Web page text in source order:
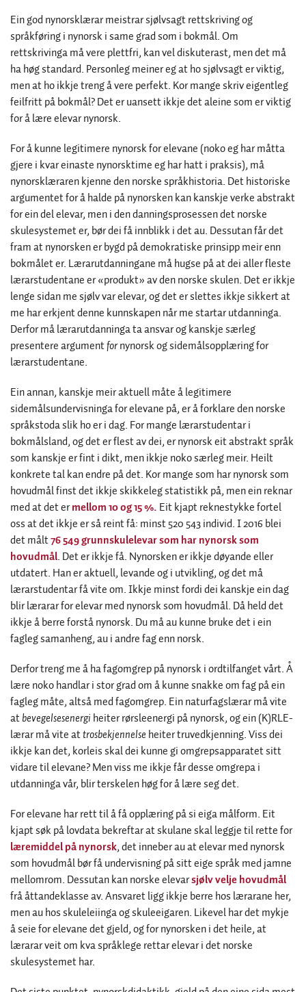
Ein god nynorsklærar meistrar sjølvsagt rettskriving og
språkføring i nynorsk i same grad som i bokmål. Om
rettskrivinga må vere plettfri, kan vel diskuterast, men det må
ha høg standard. Personleg meiner eg at ho sjølvsagt er viktig,
men at ho ikkje treng å vere perfekt. Kor mange skriv eigentleg
feilfritt på bokmål? Det er uansett ikkje det aleine som er viktig
for å lære elevar nynorsk.
For å kunne legitimere nynorsk for elevane (noko eg har måtta
gjere i kvar einaste nynorsktime eg har hatt i praksis), må
nynorsklæraren kjenne den norske språkhistoria. Det historiske
argumentet for å halde på nynorsken kan kanskje verke abstrakt
for ein del elevar, men i den danningsprosessen det norske
skulesystemet er, bør dei få innblikk i det au. Dessutan får det
fram at nynorsken er bygd på demokratiske prinsipp meir enn
bokmålet er. Lærarutdanningane må hugse på at dei aller fleste
lærarstudentane er «produkt» av den norske skulen. Det er ikkje
lenge sidan me sjølv var elevar, og det er slettes ikkje sikkert at
me har erkjent denne kunnskapen når me startar utdanninga.
Derfor må lærarutdanninga ta ansvar og kanskje særleg
presentere argumentfornynorsk og sidemålsopplæring for
lærarstudentane.
Ein annan, kanskje meir aktuell måte å legitimere
sidemålsundervisninga for elevane på, er å forklare den norske
språkstoda slik ho er i dag. For mange lærarstudentar i
bokmålsland, og det er flest av dei, er nynorsk eit abstrakt språk
som kanskje er fint i dikt, men ikkje noko særleg meir. Heilt
konkrete tal kan endre på det. Kor mange som har nynorsk som
hovudmål finst det ikkje skikkeleg statistikk på, men ein reknar
med at det ermellom 10 og 15 %. Eit kjapt reknestykke fortel
oss at det ikkje er så reint få: minst 520 543 individ. I 2016 blei
det målt76 549 grunnskulelevar som har nynorsk som
hovudmål. Det er ikkje få. Nynorsken er ikkje døyande eller
utdatert. Han er aktuell, levande og i utvikling, og det må
lærarstudentar få vite om. Ikkje minst fordi dei kanskje ein dag
blir lærarar for elevar med nynorsk som hovudmål. Då held det
ikkje å berre forstå nynorsk. Du må au kunne bruke det i ein
fagleg samanheng, au i andre fag enn norsk.
Derfor treng me å ha fagomgrep på nynorsk i ordtilfanget vårt. Å
lære noko handlar i stor grad om å kunne snakke om fag på ein
fagleg måte, altså med fagomgrep. Ein naturfagslærar må vite
atbevegelsesenergi heiter rørsleenergi på nynorsk, og ein (K)RLE-
lærar må vite attrosbekjennelse heiter truvedkjenning. Viss dei
ikkje kan det, korleis skal dei kunne gi omgrepsapparatet sitt
vidare til elevane? Men viss me ikkje får desse omgrepa i
utdanninga vår, blir terskelen høg for å lære seg det.
For elevane har rett til å få opplæring på si eiga målform. Eit
kjapt søk på lovdata bekreftar at skulane skal leggje til rette for
læremiddel på nynorsk, det inneber au at elevar med nynorsk
som hovudmål bør få undervisning på sitt eige språk med jamne
mellomrom. Dessutan kan norske elevarsjølv velje hovudmål
frå åttandeklasse av. Ansvaret ligg ikkje berre hos lærarane her,
men au hos skuleleiinga og skuleeigaren. Likevel har det mykje
å seie for elevane det gjeld, og for nynorsken i det heile, at
lærarar veit om kva språklege rettar elevar i det norske
skulesystemet har.